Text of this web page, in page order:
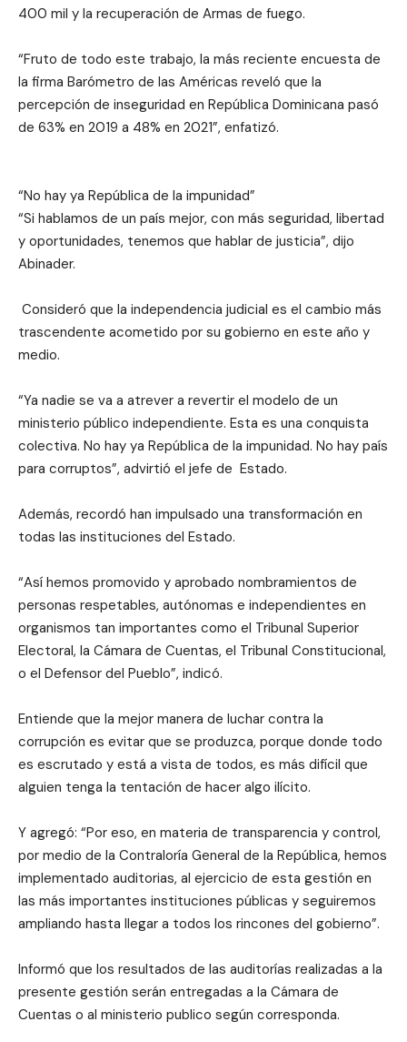
400 mil y la recuperación de Armas de fuego.
“Fruto de todo este trabajo, la más reciente encuesta de
la firma Barómetro de las Américas reveló que la
percepción de inseguridad en República Dominicana pasó
de 63% en 2019 a 48% en 2021”, enfatizó.
“No hay ya República de la impunidad”
“Si hablamos de un país mejor, con más seguridad, libertad
y oportunidades, tenemos que hablar de justicia”, dijo
Abinader.
Consideró que la independencia judicial es el cambio más
trascendente acometido por su gobierno en este año y
medio.
“Ya nadie se va a atrever a revertir el modelo de un
ministerio público independiente. Esta es una conquista
colectiva. No hay ya República de la impunidad. No hay país
para corruptos”, advirtió el jefe de Estado.
Además, recordó han impulsado una transformación en
todas las instituciones del Estado.
“Así hemos promovido y aprobado nombramientos de
personas respetables, autónomas e independientes en
organismos tan importantes como el Tribunal Superior
Electoral, la Cámara de Cuentas, el Tribunal Constitucional,
o el Defensor del Pueblo”, indicó.
Entiende que la mejor manera de luchar contra la
corrupción es evitar que se produzca, porque donde todo
es escrutado y está a vista de todos, es más difícil que
alguien tenga la tentación de hacer algo ilícito.
Y agregó: “Por eso, en materia de transparencia y control,
por medio de la Contraloría General de la República, hemos
implementado auditorias, al ejercicio de esta gestión en
las más importantes instituciones públicas y seguiremos
ampliando hasta llegar a todos los rincones del gobierno”.
Informó que los resultados de las auditorías realizadas a la
presente gestión serán entregadas a la Cámara de
Cuentas o al ministerio publico según corresponda.